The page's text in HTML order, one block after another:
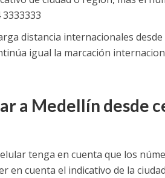
distancia internacionales desde
igual la marcación
a Medellín desde
tenga en cuenta que los
en cuenta el indicativo de la